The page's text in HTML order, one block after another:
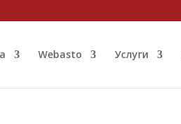
Webasto Услуги